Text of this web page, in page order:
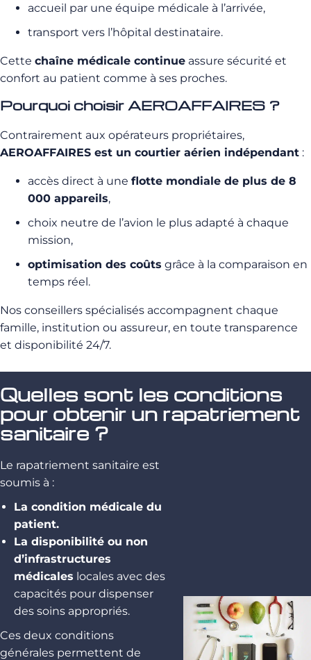
accueil par une équipe médicale à l’arrivée,
transport vers l’hôpital destinataire.
Cette chaîne médicale continue assure sécurité et
confort au patient comme à ses proches.
Pourquoi choisir AEROAFFAIRES ?
Contrairement aux opérateurs propriétaires,
AEROAFFAIRES est un courtier aérien indépendant :
accès direct à une flotte mondiale de plus de 8
000 appareils,
choix neutre de l’avion le plus adapté à chaque
mission,
optimisation des coûts grâce à la comparaison en
temps réel.
Nos conseillers spécialisés accompagnent chaque
famille, institution ou assureur, en toute transparence
et disponibilité 24/7.
Quelles sont les conditions
pour obtenir un rapatriement
sanitaire ?
Le rapatriement sanitaire est
soumis à :
La condition médicale du
patient.
La disponibilité ou non
d’infrastructures
médicales locales avec des
capacités pour dispenser
des soins appropriés.
Ces deux conditions
générales permettent de